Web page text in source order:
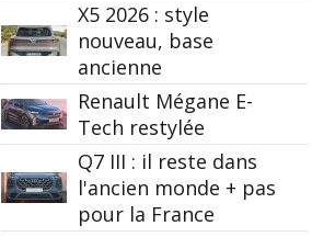
X5 2026 : style
nouveau, base
ancienne
Renault Mégane E-
Tech restylée
Q7 III : il reste dans
l'ancien monde + pas
pour la France